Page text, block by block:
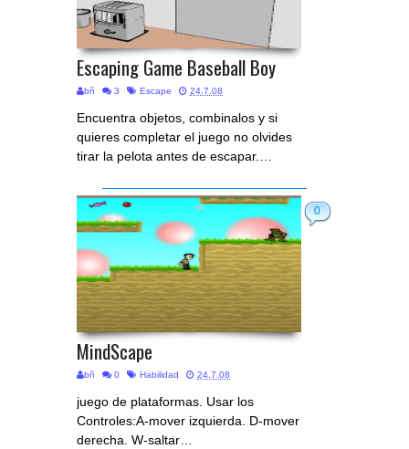
Escaping Game Baseball Boy
bñ 3 Escape 24.7.08
Encuentra objetos, combinalos y si
quieres completar el juego no olvides
tirar la pelota antes de escapar.…
0
MindScape
bñ 0 Habilidad 24.7.08
juego de plataformas. Usar los
Controles:A-mover izquierda. D-mover
derecha. W-saltar…